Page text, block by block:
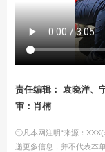
责任编辑： 袁晓洋、
审：肖楠
①凡本网注明“来源：
递更多信息，并不代表本